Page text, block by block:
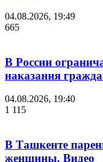
04.08.2026, 19:49
665
В России
наказания
04.08.2026, 19:40
1 115
В Ташкенте
женщины. Видео